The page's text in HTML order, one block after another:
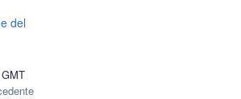
del
GMT